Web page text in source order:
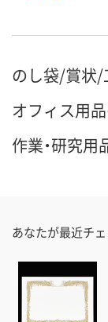
のし袋/賞状/
オフィス用
作業・研究
あなたが最近チ